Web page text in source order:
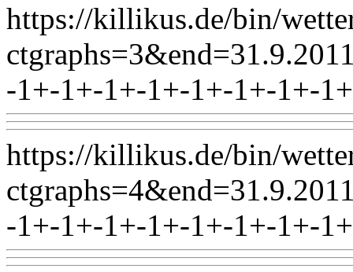
https://killikus.de/bin/
-1+-1+-1+-1+-1+-1+-1+-
https://killikus.de/bin/
-1+-1+-1+-1+-1+-1+-1+-